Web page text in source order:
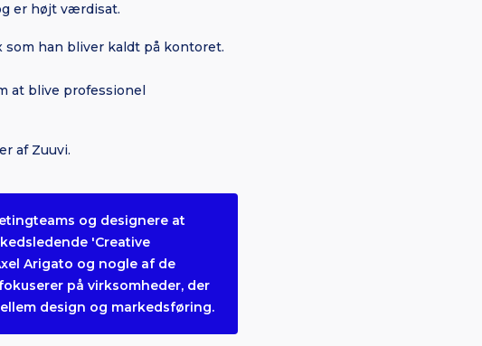
er højt værdisat.
som han bliver kaldt på kontoret.
at blive professionel
af Zuuvi.
og designere at
'Creative
Arigato og nogle af de
på virksomheder, der
design og markedsføring.